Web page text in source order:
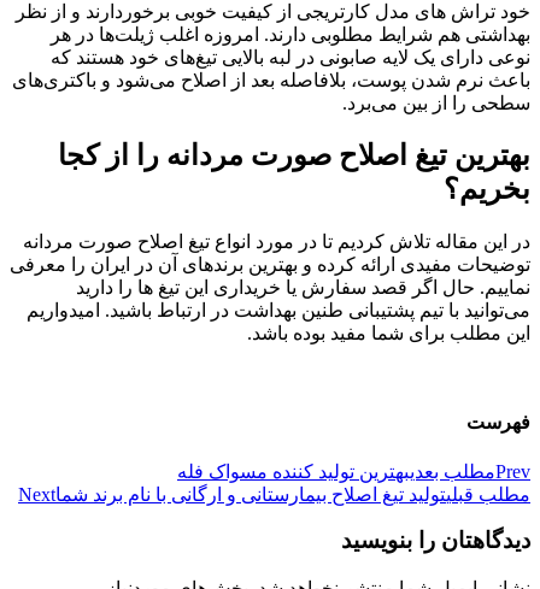
خود تراش های مدل‌ کارتریجی از کیفیت خوبی برخوردارند و از نظر
بهداشتی هم شرایط مطلوبی دارند. امروزه اغلب ژیلت‌ها در هر
نوعی دارای یک لایه صابونی در لبه بالایی تیغ‌های خود هستند که
باعث نرم شدن پوست، بلافاصله بعد از اصلاح می‌شود و باکتری‌های
سطحی را از بین می‌برد.
بهترین تیغ اصلاح صورت مردانه را از کجا
بخریم؟
در این مقاله تلاش کردیم تا در مورد انواع تیغ‌ اصلاح صورت مردانه
توضیحات مفیدی ارائه کرده و بهترین برندهای آن در ایران را معرفی
نماییم. حال اگر قصد سفارش یا خریداری این تیغ ها را دارید
می‌توانید با تیم پشتیبانی طنین بهداشت در ارتباط باشید. امیدواریم
این مطلب برای شما مفید بوده باشد.
فهرست
Prevمطلب بعدیبهترین تولید کننده مسواک فله
مطلب قبلیتولید تیغ اصلاح بیمارستانی و ارگانی با نام برند شماNext
دیدگاهتان را بنویسید